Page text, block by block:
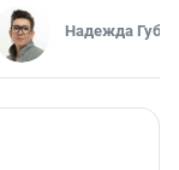
Надежда